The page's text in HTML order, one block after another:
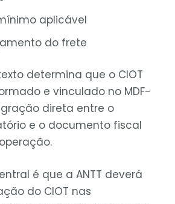
aplicável
do frete
determina que o CIOT
e vinculado no MDF-
direta entre o
e o documento fiscal
é que a ANTT deverá
do CIOT nas